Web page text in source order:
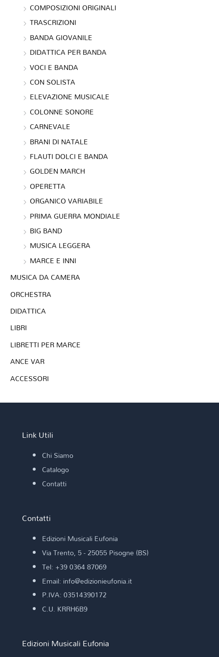
COMPOSIZIONI ORIGINALI
TRASCRIZIONI
BANDA GIOVANILE
DIDATTICA PER BANDA
VOCI E BANDA
CON SOLISTA
ELEVAZIONE MUSICALE
COLONNE SONORE
CARNEVALE
BRANI DI NATALE
FLAUTI DOLCI E BANDA
GOLDEN MARCH
OPERETTA
ORGANICO VARIABILE
PRIMA GUERRA MONDIALE
BIG BAND
MUSICA LEGGERA
MARCE E INNI
MUSICA DA CAMERA
ORCHESTRA
DIDATTICA
LIBRI
LIBRETTI PER MARCE
ANCE VAR
ACCESSORI
Link Utili
Chi Siamo
Catalogo
Contatti
Contatti
Edizioni Musicali Eufonia
Via Trento, 5 - 25055 Pisogne (BS)
Tel: +39 0364 87069
Email: info@edizionieufonia.it
P.IVA: 03514390172
C.U. KRRH6B9
Edizioni Musicali Eufonia